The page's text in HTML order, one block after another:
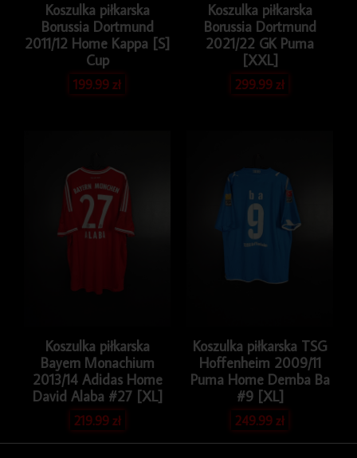
Koszulka piłkarska
Borussia Dortmund
2011/12 Home Kappa [S]
Cup
199.99zł
Koszulka piłkarska
Borussia Dortmund
2021/22 GK Puma
[XXL]
299.99zł
Koszulka piłkarska
Bayern Monachium
2013/14 Adidas Home
David Alaba #27 [XL]
219.99zł
Koszulka piłkarska TSG
Hoffenheim 2009/11
Puma Home Demba Ba
#9 [XL]
249.99zł